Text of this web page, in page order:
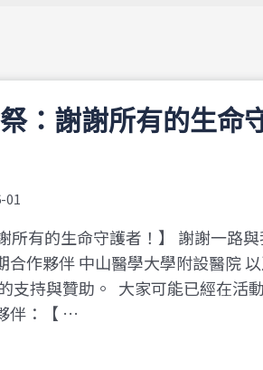
：謝謝所有的生命
01
所有的生命守護者！】 謝謝一路
合作夥伴 中山醫學大學附設醫院
支持與贊助。 ​ 大家可能已經在活
伴：【 …